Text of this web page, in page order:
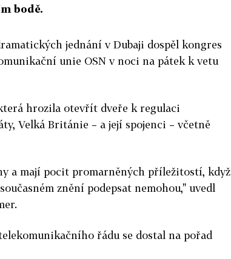
bodě.
jednání v Dubaji dospěl kongres
unie OSN v noci na pátek k vetu
hrozila otevřít dveře k regulaci
Velká Británie – a její spojenci – včetně
a mají pocit promarněných příležitostí, když
znění podepsat nemohou," uvedl
řádu se dostal na pořad